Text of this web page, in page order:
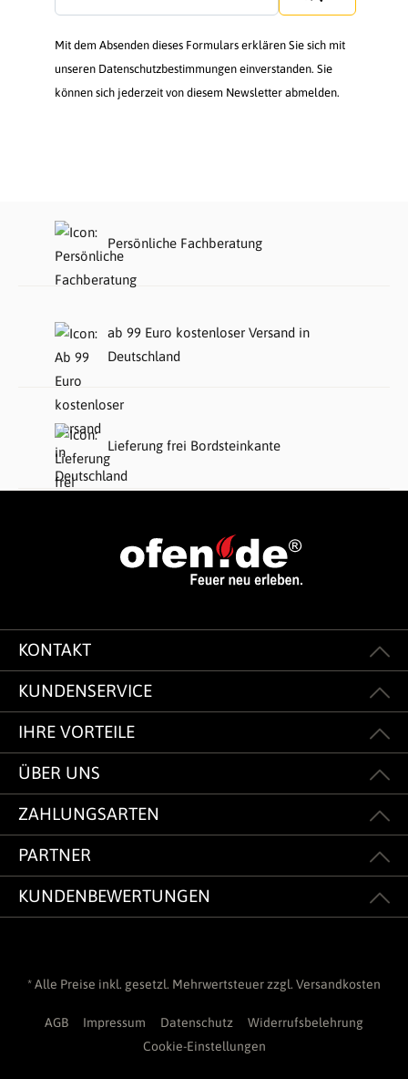
Mit dem Absenden dieses Formulars erklären Sie sich mit
unseren Datenschutzbestimmungen einverstanden. Sie
können sich jederzeit von diesem Newsletter abmelden.
Persönliche Fachberatung
ab 99 Euro kostenloser Versand in
Deutschland
Lieferung frei Bordsteinkante
KONTAKT
KUNDENSERVICE
IHRE VORTEILE
ÜBER UNS
ZAHLUNGSARTEN
PARTNER
KUNDENBEWERTUNGEN
* Alle Preise inkl. gesetzl. Mehrwertsteuer zzgl. Versandkosten
AGB Impressum Datenschutz
Widerrufsbelehrung
Cookie-Einstellungen